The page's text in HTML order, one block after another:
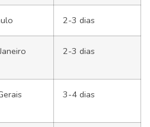
2-3 dias
2-3 dias
3-4 dias